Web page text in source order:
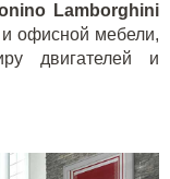
Lamborghini
офисной мебели,
двигателей и